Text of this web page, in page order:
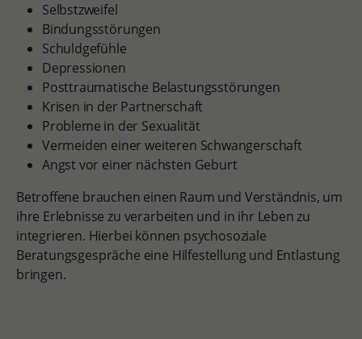
Selbstzweifel
Bindungsstörungen
Schuldgefühle
Depressionen
Posttraumatische Belastungsstörungen
Krisen in der Partnerschaft
Probleme in der Sexualität
Vermeiden einer weiteren Schwangerschaft
Angst vor einer nächsten Geburt
Betroffene brauchen einen Raum und Verständnis, um
ihre Erlebnisse zu verarbeiten und in ihr Leben zu
integrieren. Hierbei können psychosoziale
Beratungsgespräche eine Hilfestellung und Entlastung
bringen.